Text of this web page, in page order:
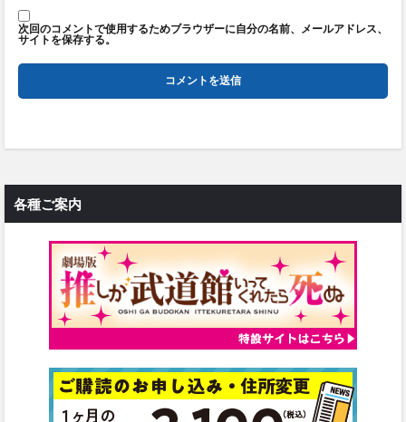
次回のコメントで使用するためブラウザーに自分の名前、メールアドレス、
サイトを保存する。
各種ご案内